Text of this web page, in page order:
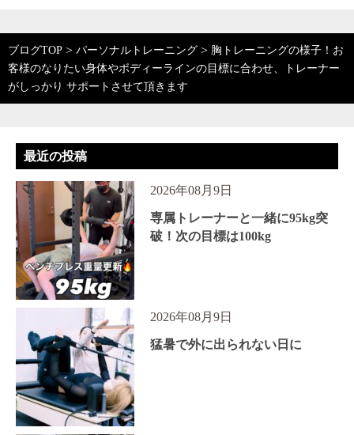
ブログTOP > パーソナルトレーニング > 胸トレーニングの様子！お
客様のなりたい身体やボディーラインの目標に合わせ、トレーナー
がしっかり サポートさせて頂きます
最近の投稿
2026年08月9日
専属トレーナーと一緒に95kg突
破！次の目標は100kg
2026年08月9日
猛暑で外に出られない日に